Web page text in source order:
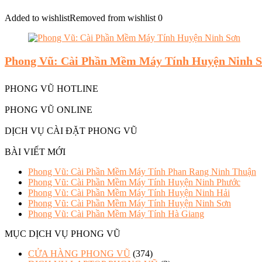
Added to wishlistRemoved from wishlist 0
Phong Vũ: Cài Phần Mềm Máy Tính Huyện Ninh
PHONG VŨ HOTLINE
PHONG VŨ ONLINE
DỊCH VỤ CÀI ĐẶT PHONG VŨ
BÀI VIẾT MỚI
Phong Vũ: Cài Phần Mềm Máy Tính Phan Rang Ninh Thuận
Phong Vũ: Cài Phần Mềm Máy Tính Huyện Ninh Phước
Phong Vũ: Cài Phần Mềm Máy Tính Huyện Ninh Hải
Phong Vũ: Cài Phần Mềm Máy Tính Huyện Ninh Sơn
Phong Vũ: Cài Phần Mềm Máy Tính Hà Giang
MỤC DỊCH VỤ PHONG VŨ
CỬA HÀNG PHONG VŨ (374)